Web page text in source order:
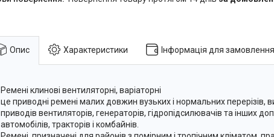
Опис Характеристики Інформація для замовлення
Ремені клинові вентиляторні, варіаторні
це приводні ремені малих довжин вузьких і нормальних перерізів,
приводів вентиляторів, генераторів, гідропідсилювачів та інших
автомобілів, тракторів і комбайнів.